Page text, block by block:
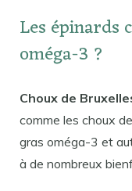
Les épinards
oméga-3 ?
Choux de
comme les choux
gras oméga-3 et
à de nombreux